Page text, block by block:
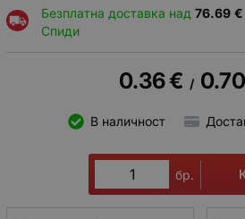
Безплатна доставка над 76.69 €
Спиди
0.36€ / 0.70
В наличност
бр.